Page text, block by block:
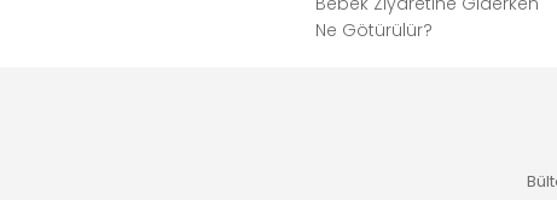
Ne Götürülür?